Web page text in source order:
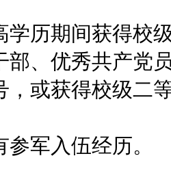
期间获得校级
部、优秀共产党
，或获得校级二
入伍经历。